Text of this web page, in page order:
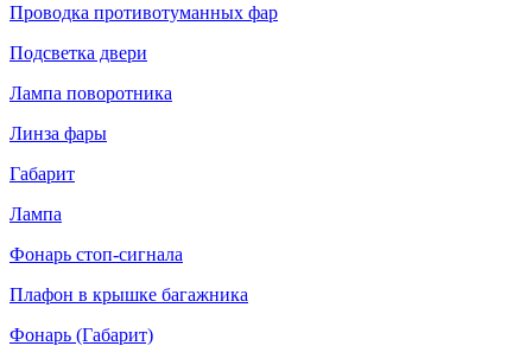
Проводка противотуманных фар
Подсветка двери
Лампа поворотника
Линза фары
Габарит
Лампа
Фонарь стоп-сигнала
Плафон в крышке багажника
Фонарь (Габарит)